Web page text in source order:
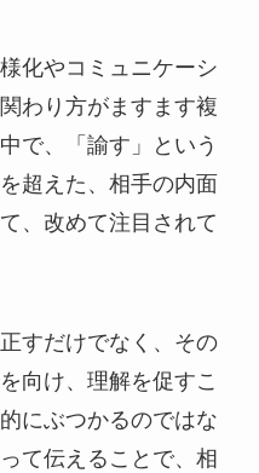
化やコミュニケーシ
わり方がますます複
で、「諭す」という
超えた、相手の内面
、改めて注目されて
すだけでなく、その
向け、理解を促すこ
にぶつかるのではな
て伝えることで、相